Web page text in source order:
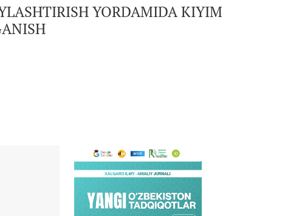
YORDAMIDA KIYIM